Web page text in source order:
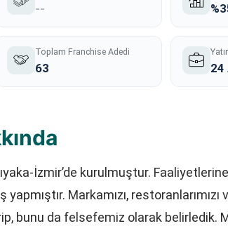
--
Toplam Franchise Adedi
63 24
İzmir’de kurulmuştur.
Markamızı,
bunu da felsefemiz olarak belirledik.